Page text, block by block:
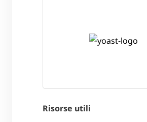
Risorse utili